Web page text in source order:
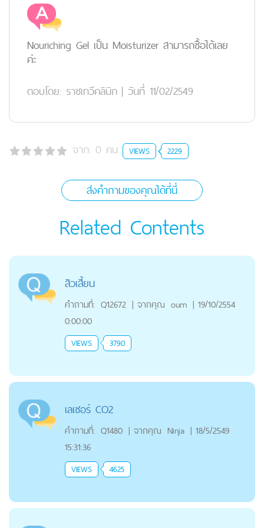
Nouriching Gel เป็น Moisturizer สามารถซื้อได้เลย
ค่ะ
ตอบโดย: ราชเทวีคลินิก | วันที่ 11/02/2549
จาก: 0 คน VIEWS 2229
ส่งคำถามของคุณได้ที่นี่
Related Contents
สิวเสี้ยน
คำถามที่: Q12672 | จากคุณ oum | 19/10/2554
0:00:00
VIEWS 3790
เลเซอร์ CO2
คำถามที่: Q1480 | จากคุณ Ninja | 18/5/2549
15:31:36
VIEWS 4625